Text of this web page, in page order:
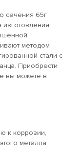
сечения 65г
изготовления
методом
стали с
Приобрести
вы можете в
к коррозии,
металла